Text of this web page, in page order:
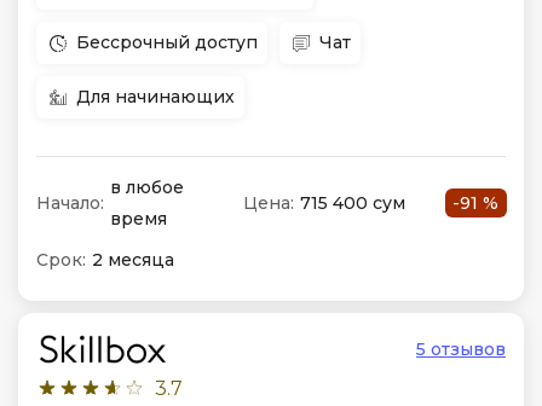
Бессрочный доступ Чат
Для начинающих
Начало:
в любое
время
Цена: 715 400 сум -91 %
Срок: 2 месяца
3.7
5 отзывов